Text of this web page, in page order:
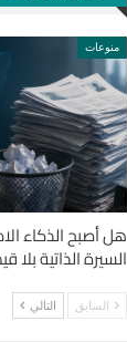
منوعات
هل أصبح الذكاء
السيرة الذاتية بلا
السابق التالي